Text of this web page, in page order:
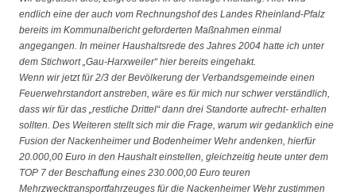
endlich eine der auch vom Rechnungshof des Landes Rheinland-Pfalz
bereits im Kommunalbericht geforderten Maßnahmen einmal
angegangen. In meiner Haushaltsrede des Jahres 2004 hatte ich unter
dem Stichwort „Gau-Harxweiler“ hier bereits eingehakt.
Wenn wir jetzt für 2/3 der Bevölkerung der Verbandsgemeinde einen
Feuerwehrstandort anstreben, wäre es für mich nur schwer verständlich,
dass wir für das „restliche Drittel“ dann drei Standorte aufrecht- erhalten
sollten. Des Weiteren stellt sich mir die Frage, warum wir gedanklich eine
Fusion der Nackenheimer und Bodenheimer Wehr andenken, hierfür
20.000,00 Euro in den Haushalt einstellen, gleichzeitig heute unter dem
TOP 7 der Beschaffung eines 230.000,00 Euro teuren
Mehrzwecktransportfahrzeuges für die Nackenheimer Wehr zustimmen